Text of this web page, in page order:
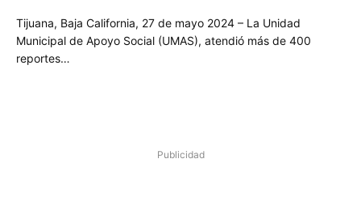
Tijuana, Baja California, 27 de mayo 2024 – La Unidad
Municipal de Apoyo Social (UMAS), atendió más de 400
reportes…
Publicidad